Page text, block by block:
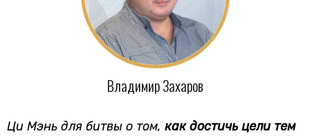
Владимир Захаров
Ци Мэнь для битвы о том, как достичь цели тем